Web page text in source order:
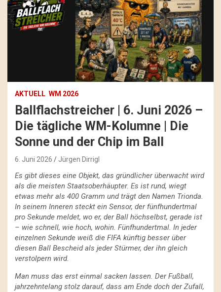
AKTUELL WM 2026
Ballflachstreicher | 6. Juni 2026 –
Die tägliche WM-Kolumne | Die
Sonne und der Chip im Ball
6. Juni 2026 Jürgen Dirrigl
Es gibt dieses eine Objekt, das gründlicher überwacht wird
als die meisten Staatsoberhäupter. Es ist rund, wiegt
etwas mehr als 400 Gramm und trägt den Namen Trionda.
In seinem Inneren steckt ein Sensor, der fünfhundertmal
pro Sekunde meldet, wo er, der Ball höchselbst, gerade ist
– wie schnell, wie hoch, wohin. Fünfhundertmal. In jeder
einzelnen Sekunde weiß die FIFA künftig besser über
diesen Ball Bescheid als jeder Stürmer, der ihn gleich
verstolpern wird.
Man muss das erst einmal sacken lassen. Der Fußball,
jahrzehntelang stolz darauf, dass am Ende doch der Zufall,